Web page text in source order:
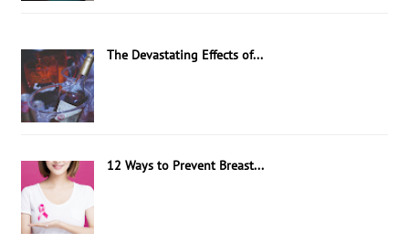
The Devastating Effects of...
12 Ways to Prevent Breast...